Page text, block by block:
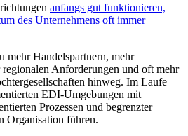
anfangs gut funktionieren,
des Unternehmens oft immer
mehr Handelspartnern, mehr
Anforderungen und oft mehr
hinweg. Im Laufe
EDI-Umgebungen mit
Prozessen und begrenzter
Organisation führen.